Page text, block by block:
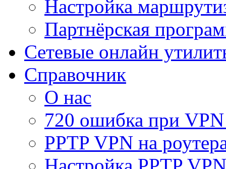
Настройка
Партнёрская
Сетевые онлайн
Справочник
О нас
720 ошибка при
PPTP VPN на